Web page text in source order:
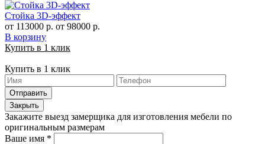
Стойка 3D-эффект
от 113000 р. от 98000 р.
В корзину
Купить в 1 клик
Купить в 1 клик
Отправить
Закрыть
Закажите выезд замерщика для изготовления мебели по
оригинальным размерам
Ваше имя *